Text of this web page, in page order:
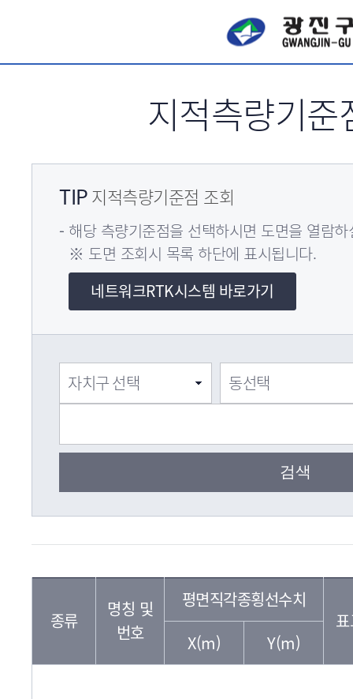
지적측량기준
TIP지적측량기준점 조회
해당 측량기준점을 선택하시면 도면을 열람
※ 도면 조회시 목록 하단에 표시됩니다.
네트워크RTK시스템 바로가기
종류
명칭 및
번호
평면직각종횡선수치
X(m)
Y(m)